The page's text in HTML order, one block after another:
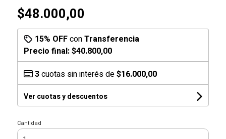
$48.000,00
15% OFFconTransferencia
Precio final:$40.800,00
3cuotas sin interés de$16.000,00
Ver cuotas y descuentos
Cantidad